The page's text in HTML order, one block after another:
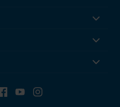
FacebookYouTubeInstagram